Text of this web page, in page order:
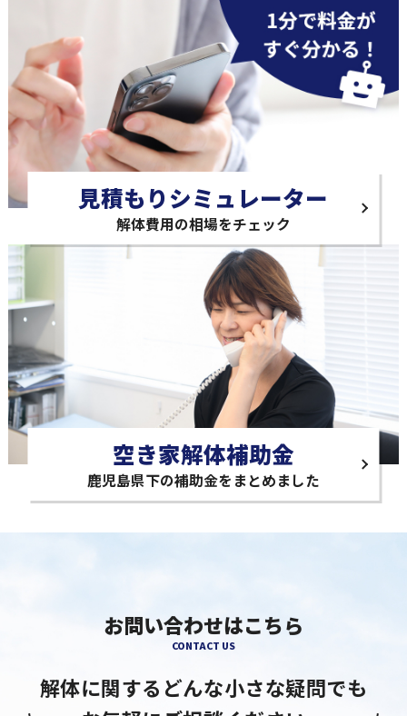
見積もりシミュレーター
解体費用の相場をチェック
空き家解体補助金
鹿児島県下の補助金をまとめました
お問い合わせはこちら
CONTACT US
解体に関するどんな小さな疑問でも